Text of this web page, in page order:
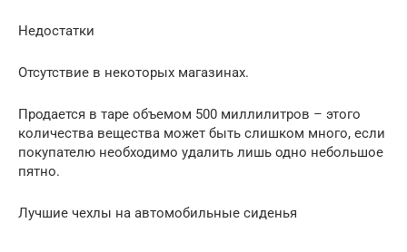
Недостатки
Отсутствие в некоторых магазинах.
Продается в таре объемом 500 миллилитров – этого
количества вещества может быть слишком много, если
покупателю необходимо удалить лишь одно небольшое
пятно.
Лучшие чехлы на автомобильные сиденья